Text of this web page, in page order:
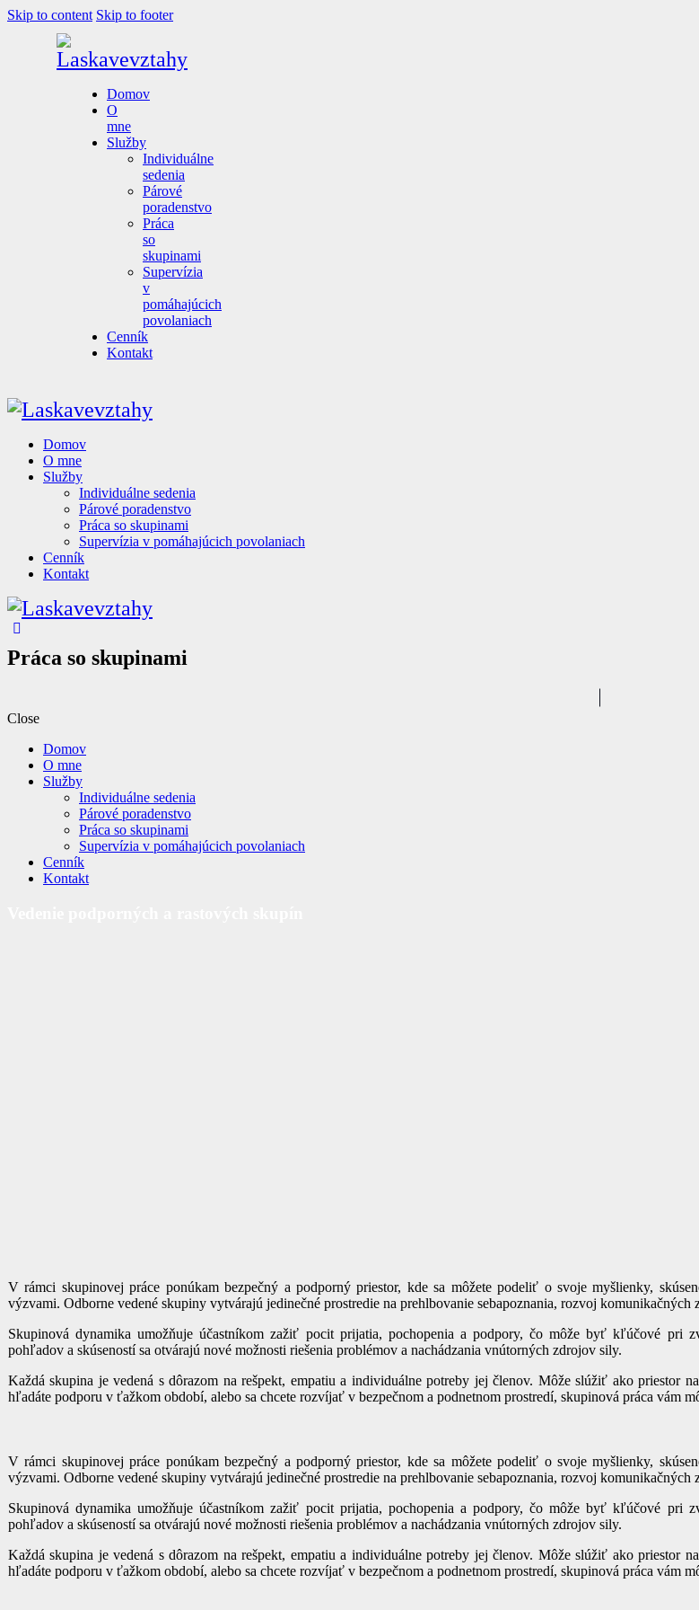
Skip to content Skip to footer
Domov
O
mne
Služby
Individuálne
sedenia
Párové
poradenstvo
Práca
so
skupinami
Supervízia
v
pomáhajúcich
povolaniach
Cenník
Kontakt
Domov
O mne
Služby
Individuálne sedenia
Párové poradenstvo
Práca so skupinami
Supervízia v pomáhajúcich povolaniach
Cenník
Kontakt
Práca so skupinami
Close
Domov
O mne
Služby
Individuálne sedenia
Párové poradenstvo
Práca so skupinami
Supervízia v pomáhajúcich povolaniach
Cenník
Kontakt
V rámci skupinovej práce ponúkam bezpečný a podporný priestor, kde sa môžete podeliť o svoje myšlienky,
výzvami. Odborne vedené skupiny vytvárajú jedinečné prostredie na prehlbovanie sebapoznania, rozvoj komunikačných
Skupinová dynamika umožňuje účastníkom zažiť pocit prijatia, pochopenia a podpory, čo môže byť kľúčové pri
pohľadov a skúseností sa otvárajú nové možnosti riešenia problémov a nachádzania vnútorných zdrojov sily.
Každá skupina je vedená s dôrazom na rešpekt, empatiu a individuálne potreby jej členov. Môže slúžiť ako priestor
hľadáte podporu v ťažkom období, alebo sa chcete rozvíjať v bezpečnom a podnetnom prostredí, skupinová práca vám
V rámci skupinovej práce ponúkam bezpečný a podporný priestor, kde sa môžete podeliť o svoje myšlienky,
výzvami. Odborne vedené skupiny vytvárajú jedinečné prostredie na prehlbovanie sebapoznania, rozvoj komunikačných
Skupinová dynamika umožňuje účastníkom zažiť pocit prijatia, pochopenia a podpory, čo môže byť kľúčové pri
pohľadov a skúseností sa otvárajú nové možnosti riešenia problémov a nachádzania vnútorných zdrojov sily.
Každá skupina je vedená s dôrazom na rešpekt, empatiu a individuálne potreby jej členov. Môže slúžiť ako priestor
hľadáte podporu v ťažkom období, alebo sa chcete rozvíjať v bezpečnom a podnetnom prostredí, skupinová práca vám